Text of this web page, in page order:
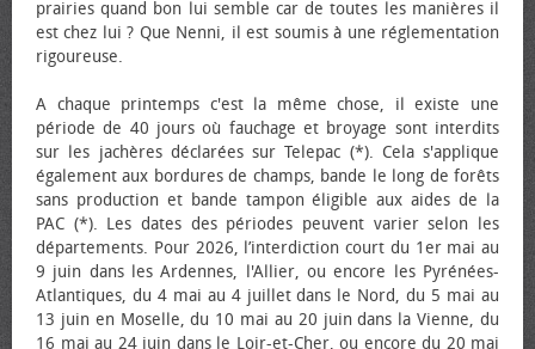
prairies quand bon lui semble car de toutes les manières il
est chez lui ? Que Nenni, il est soumis à une réglementation
rigoureuse.
A chaque printemps c'est la même chose, il existe une
période de 40 jours où fauchage et broyage sont interdits
sur les jachères déclarées sur Telepac (*). Cela s'applique
également aux bordures de champs, bande le long de forêts
sans production et bande tampon éligible aux aides de la
PAC (*). Les dates des périodes peuvent varier selon les
départements. Pour 2026, l’interdiction court du 1er mai au
9 juin dans les Ardennes, l'Allier, ou encore les Pyrénées-
Atlantiques, du 4 mai au 4 juillet dans le Nord, du 5 mai au
13 juin en Moselle, du 10 mai au 20 juin dans la Vienne, du
16 mai au 24 juin dans le Loir-et-Cher, ou encore du 20 mai